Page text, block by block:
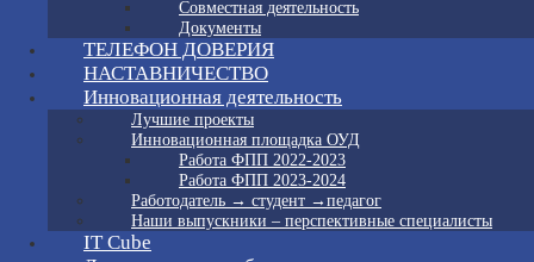
Совместная деятельность
Документы
ТЕЛЕФОН ДОВЕРИЯ
НАСТАВНИЧЕСТВО
Инновационная деятельность
Лучшие проекты
Инновационная площадка ОУД
Работа ФПП 2022-2023
Работа ФПП 2023-2024
Работодатель → студент →педагог
Наши выпускники – перспективные специалисты
IT Cube